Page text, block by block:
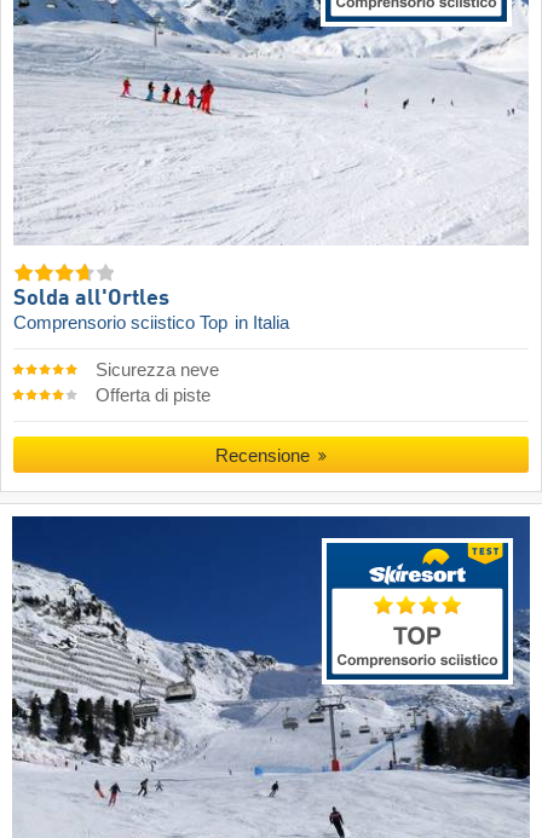
Solda all'Ortles
Comprensorio sciistico Top in Italia
Sicurezza neve
Offerta di piste
Recensione